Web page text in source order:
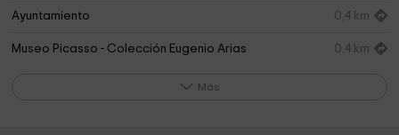
Ayuntamiento 0,4 km
Museo Picasso - Colección Eugenio Arias 0,4 km
Más